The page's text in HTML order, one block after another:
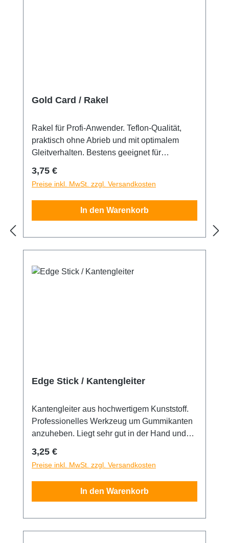
Gold Card / Rakel
Rakel für Profi-Anwender. Teflon-Qualität,
praktisch ohne Abrieb und mit optimalem
Gleitverhalten. Bestens geeignet für
Damit kann zwischen Gummidichtung und
Folie gerakelt werden ohne die Folie zu
gefährden. Die Rakel ist 10,5 x 8cm groß.
Regulärer Preis:
3,75 €
Preise inkl. MwSt. zzgl. Versandkosten
In den Warenkorb
Edge Stick / Kantengleiter
Kantengleiter aus hochwertigem Kunststoff.
Professionelles Werkzeug um Gummikanten
anzuheben. Liegt sehr gut in der Hand und
beschädigungsfreies Arbeiten. Mit dem Edge
Stick lassen sich Folien auch in kleine und
kleinste Sicken und Rillen verarbeiten. Top
verarbeitete Qualität aus Deutschland.
Regulärer Preis:
3,25 €
Preise inkl. MwSt. zzgl. Versandkosten
In den Warenkorb